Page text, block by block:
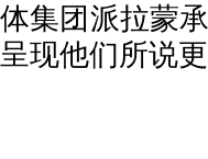
体集团派拉蒙
呈现他们所说更